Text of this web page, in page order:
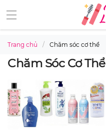
Trang chủ Chăm sóc cơ thể
Chăm Sóc Cơ Thể